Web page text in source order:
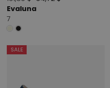
Evaluna
7
SALE